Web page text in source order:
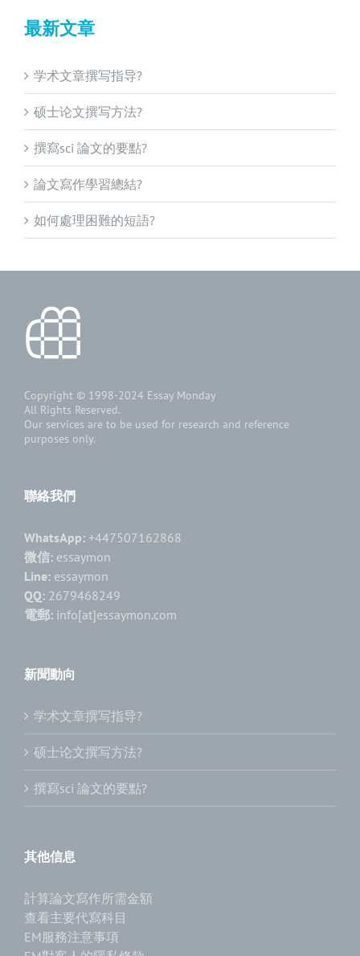
最新文章
学术文章撰写指导?
硕士论文撰写方法?
撰寫sci 論文的要點?
論文寫作學習總結?
如何處理困難的短語?
Copyright © 1998-2024 Essay Monday
All Rights Reserved.
Our services are to be used for research and reference
purposes only.
聯絡我們
WhatsApp: +447507162868
微信: essaymon
Line: essaymon
QQ: 2679468249
電郵: info[at]essaymon.com
新聞動向
学术文章撰写指导?
硕士论文撰写方法?
撰寫sci 論文的要點?
其他信息
計算論文寫作所需金額
查看主要代寫科目
EM服務注意事項